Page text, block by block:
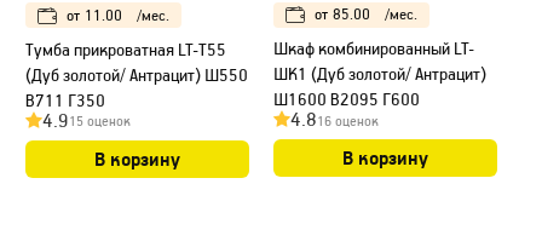
от 11.00 /мес.
Тумба прикроватная LT-Т55
(Дуб золотой/ Антрацит) Ш550
В711 Г350
4.915 оценок
В корзину
от 85.00 /мес.
Шкаф комбинированный LT-
ШК1 (Дуб золотой/ Антрацит)
Ш1600 В2095 Г600
4.816 оценок
В корзину